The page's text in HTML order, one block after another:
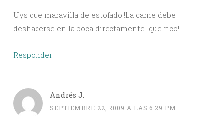
Uys que maravilla de estofado!!La carne debe
deshacerse en la boca directamente…que rico!!
Responder
Andrés J.
SEPTIEMBRE 22, 2009 A LAS 6:29 PM